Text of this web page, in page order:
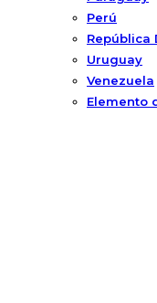
Perú
República
Uruguay
Venezuela
Elemento